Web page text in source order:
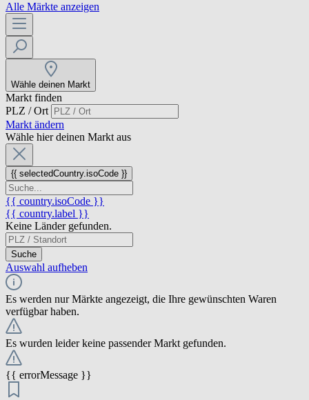
Alle Märkte anzeigen
Wähle deinen Markt
Markt finden
PLZ / Ort
Markt ändern
Wähle hier deinen Markt aus
{{ selectedCountry.isoCode }}
{{ country.isoCode }}
{{ country.label }}
Keine Länder gefunden.
Suche
Auswahl aufheben
Es werden nur Märkte angezeigt, die Ihre gewünschten Waren
verfügbar haben.
Es wurden leider keine passender Markt gefunden.
{{ errorMessage }}